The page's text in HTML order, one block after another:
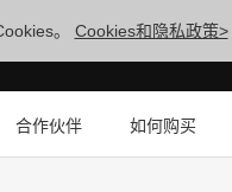
。 Cookies和隐私政策>
合作伙伴 如何购买